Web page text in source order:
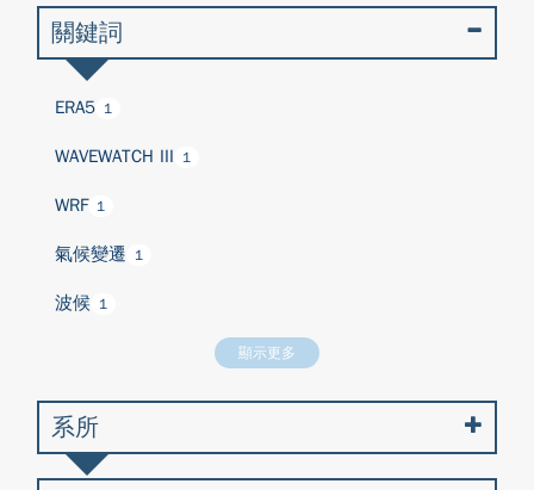
關鍵詞
ERA5 1
WAVEWATCH III 1
WRF 1
氣候變遷 1
波候 1
顯示更多
系所